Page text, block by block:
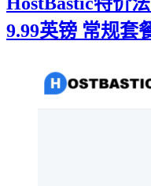
9.99英镑 常规套